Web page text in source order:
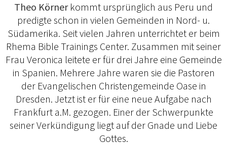
Theo Körnerkommt ursprünglich aus Peru und
predigte schon in vielen Gemeinden in Nord- u.
Südamerika. Seit vielen Jahren unterrichtet er beim
Rhema Bible Trainings Center. Zusammen mit seiner
Frau Veronica leitete er für drei Jahre eine Gemeinde
in Spanien. Mehrere Jahre waren sie die Pastoren
der Evangelischen Christengemeinde Oase in
Dresden. Jetzt ist er für eine neue Aufgabe nach
Frankfurt a.M. gezogen. Einer der Schwerpunkte
seiner Verkündigung liegt auf der Gnade und Liebe
Gottes.